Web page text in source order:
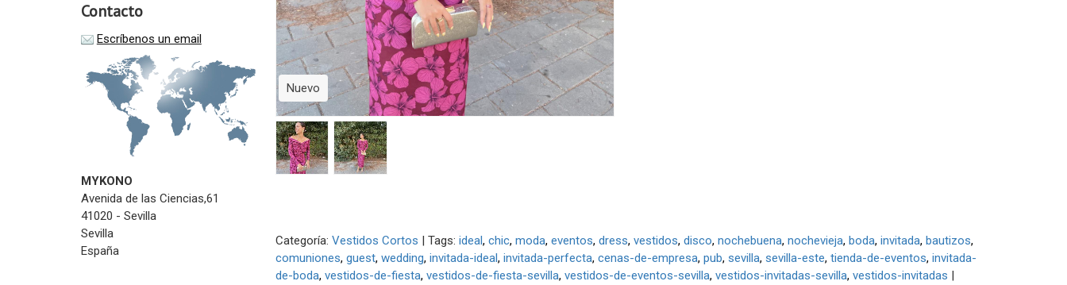
Contacto
Escríbenos un email
MYKONO
Avenida de las Ciencias,61
41020 - Sevilla
Sevilla
España
Nuevo
Categoría: Vestidos Cortos | Tags: ideal chic moda eventos dress vestidos disco nochebuena nochevieja boda invitada bautizos
comuniones guest wedding invitada-ideal invitada-perfecta cenas-de-empresa pub sevilla sevilla-este tienda-de-eventos invitada-
de-boda vestidos-de-fiesta vestidos-de-fiesta-sevilla vestidos-de-eventos-sevilla vestidos-invitadas-sevilla vestidos-invitadas |